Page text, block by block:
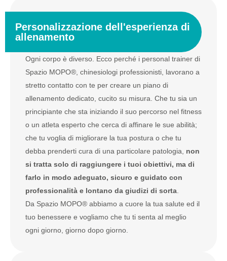
Personalizzazione dell'esperienza di
allenamento
Ogni corpo è diverso. Ecco perché i personal trainer di
Spazio MOPO®, chinesiologi professionisti, lavorano a
stretto contatto con te per creare un piano di
allenamento dedicato, cucito su misura. Che tu sia un
principiante che sta iniziando il suo percorso nel fitness
o un atleta esperto che cerca di affinare le sue abilità;
che tu voglia di migliorare la tua postura o che tu
debba prenderti cura di una particolare patologia, non
si tratta solo di raggiungere i tuoi obiettivi, ma di
farlo in modo adeguato, sicuro e guidato con
professionalità e lontano da giudizi di sorta
Da Spazio MOPO® abbiamo a cuore la tua salute ed il
tuo benessere e vogliamo che tu ti senta al meglio
ogni giorno, giorno dopo giorno.